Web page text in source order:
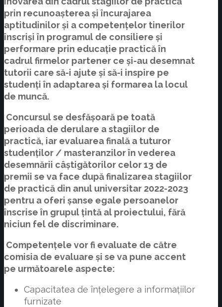
prin recunoașterea și încurajarea
aptitudinilor și a competențelor tinerilor
înscriși în programul de consiliere și
performare prin educație practică în
cadrul firmelor partener ce și-au desemnat
tutorii care să-i ajute și să-i inspire pe
studenți în adaptarea și formarea la locul
de muncă.
Concursul se desfășoară pe toată
perioada de derulare a stagiilor de
practică, iar evaluarea finală a tuturor
studenților / masteranzilor în vederea
desemnării câștigătorilor celor 13 de
premii se va face după finalizarea stagiilor
de practică din anul universitar 2022-2023
pentru a oferi șanse egale persoanelor
înscrise în grupul țintă al proiectului, fără
niciun fel de discriminare.
Competențele vor fi evaluate de către
comisia de evaluare și se va pune accent
pe următoarele aspecte:
Capacitatea de înțelegere a informațiilor
furnizate